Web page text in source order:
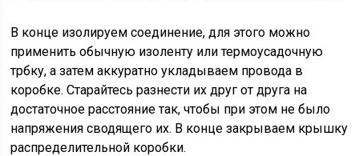
В конце изолируем соединение, для этого можно
применить обычную изоленту или термоусадочную
трбку, а затем аккуратно укладываем провода в
коробке. Старайтесь разнести их друг от друга на
достаточное расстояние так, чтобы при этом не было
напряжения сводящего их. В конце закрываем крышку
распределительной коробки.